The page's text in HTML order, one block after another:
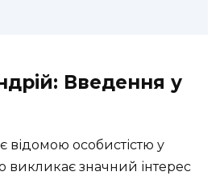
Введення у
відомою особистістю у
викликає значний інтерес